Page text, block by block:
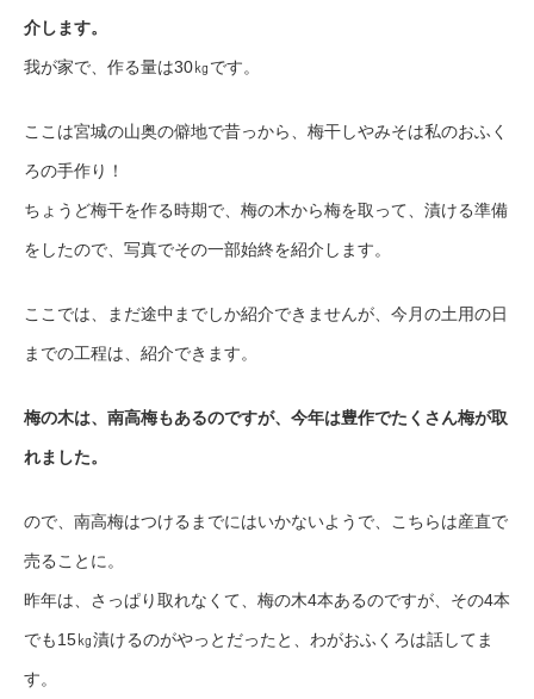
介します。
我が家で、作る量は30㎏です。
ここは宮城の山奥の僻地で昔っから、梅干しやみそは私のおふく
ろの手作り！
ちょうど梅干を作る時期で、梅の木から梅を取って、漬ける準備
をしたので、写真でその一部始終を紹介します。
ここでは、まだ途中までしか紹介できませんが、今月の土用の日
までの工程は、紹介できます。
梅の木は、南高梅もあるのですが、今年は豊作でたくさん梅が取
れました。
ので、南高梅はつけるまでにはいかないようで、こちらは産直で
売ることに。
昨年は、さっぱり取れなくて、梅の木4本あるのですが、その4本
でも15㎏漬けるのがやっとだったと、わがおふくろは話してま
す。